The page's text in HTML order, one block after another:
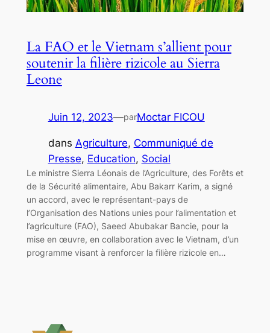
La FAO et le Vietnam s’allient pour
soutenir la filière rizicole au Sierra
Leone
Juin 12, 2023—parMoctar FICOU
dans Agriculture, Communiqué de
Presse, Education, Social
Le ministre Sierra Léonais de l’Agriculture, des Forêts et
de la Sécurité alimentaire, Abu Bakarr Karim, a signé
un accord, avec le représentant-pays de
l’Organisation des Nations unies pour l’alimentation et
l’agriculture (FAO), Saeed Abubakar Bancie, pour la
mise en œuvre, en collaboration avec le Vietnam, d’un
programme visant à renforcer la filière rizicole en…